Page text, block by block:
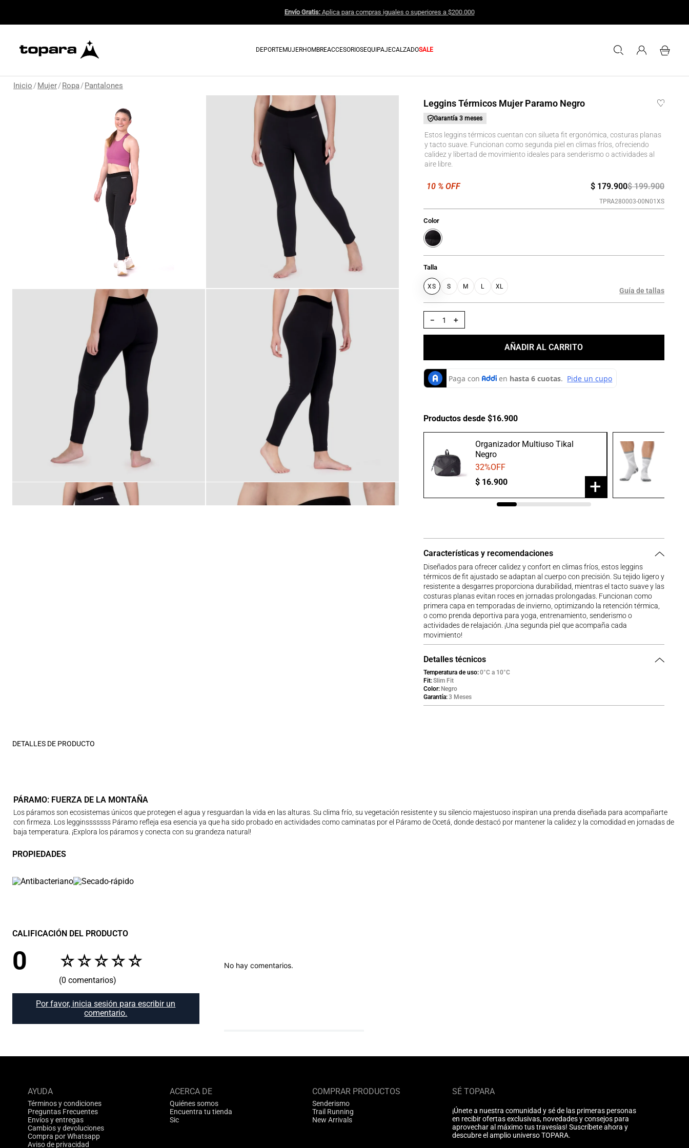
Envío Gratis:Aplica para compras iguales o superiores a $200.000
DEPORTEMUJERHOMBREACCESORIOSEQUIPAJECALZADOSALE
Inicio/Mujer/Ropa/Pantalones
Leggins Térmicos Mujer Paramo Negro
Garantía 3 meses
Estos leggins térmicos cuentan con silueta fit ergonómica, costuras planas
y tacto suave. Funcionan como segunda piel en climas fríos, ofreciendo
calidez y libertad de movimiento ideales para senderismo o actividades al
aire libre.
$ 199.900
$ 179.900
TPRA280003-00N01XS
Talla
XS S M L XL
Color
Guía de tallas
＋
－
AÑADIR AL CARRITO
Productos desde $16.900
Organizador Multiuso Tikal
Negro
32%OFF
$ 16.900 +
Características y recomendaciones
Diseñados para ofrecer calidez y confort en climas fríos, estos leggins
térmicos de fit ajustado se adaptan al cuerpo con precisión. Su tejido ligero y
resistente a desgarres proporciona durabilidad, mientras el tacto suave y las
costuras planas evitan roces en jornadas prolongadas. Funcionan como
primera capa en temporadas de invierno, optimizando la retención térmica,
o como prenda deportiva para yoga, entrenamiento, senderismo o
actividades de relajación. ¡Una segunda piel que acompaña cada
movimiento!
Detalles técnicos
Temperatura de uso 0°C a 10°C
Fit Slim Fit
Color Negro
Garantía 3 Meses
DETALLES DE PRODUCTO
PÁRAMO: FUERZA DE LA MONTAÑA
Los páramos son ecosistemas únicos que protegen el agua y resguardan la vida en las alturas. Su clima frío, su vegetación resistente y su silencio majestuoso inspiran una prenda diseñada para acompañarte
con firmeza. Los legginsssssss Páramo refleja esa esencia ya que ha sido probado en actividades como caminatas por el Páramo de Ocetá, donde destacó por mantener la calidez y la comodidad en jornadas de
baja temperatura. ¡Explora los páramos y conecta con su grandeza natural!
PROPIEDADES
CALIFICACIÓN DEL PRODUCTO
☆☆☆☆☆
0
(0 comentarios)
Por favor, inicia sesión para escribir un
comentario.
No hay comentarios.
AYUDA
Términos y condiciones
Preguntas Frecuentes
Envíos y entregas
Cambios y devoluciones
Compra por Whatsapp
Aviso de privacidad
ACERCA DE
Quiénes somos
Encuentra tu tienda
Sic
COMPRAR PRODUCTOS
Senderismo
Trail Running
New Arrivals
SÉ TOPARA
¡Únete a nuestra comunidad y sé de las primeras personas
en recibir ofertas exclusivas, novedades y consejos para
aprovechar al máximo tus travesías! Suscríbete ahora y
descubre el amplio universo TOPARA.